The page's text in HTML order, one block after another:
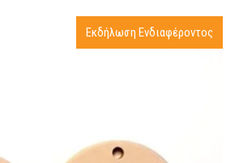
Εκδήλωση Ενδιαφέροντος